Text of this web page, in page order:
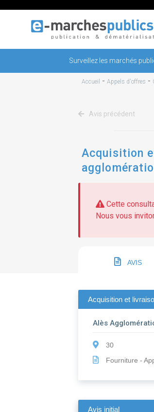
Surveillez les marchés
Accueil - Appels d'offres -
Avis précédent
Acquisition
Cette
Nous vous
AVIS
Acquisition et
Alès
30
Fourniture -
Avis initial